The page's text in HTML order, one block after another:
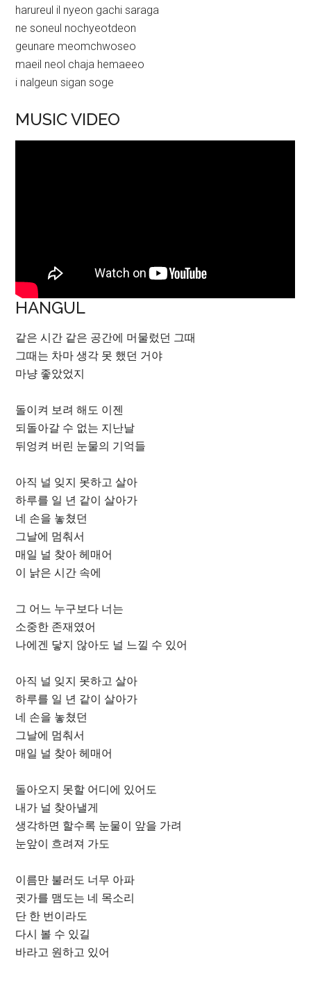
harureul il nyeon gachi saraga
ne soneul nochyeotdeon
geunare meomchwoseo
maeil neol chaja hemaeeo
i nalgeun sigan soge
MUSIC VIDEO
HANGUL
같은 시간 같은 공간에 머물렀던 그때
그때는 차마 생각 못 했던 거야
마냥 좋았었지
돌이켜 보려 해도 이젠
되돌아갈 수 없는 지난날
뒤엉켜 버린 눈물의 기억들
아직 널 잊지 못하고 살아
하루를 일 년 같이 살아가
네 손을 놓쳤던
그날에 멈춰서
매일 널 찾아 헤매어
이 낡은 시간 속에
그 어느 누구보다 너는
소중한 존재였어
나에겐 닿지 않아도 널 느낄 수 있어
아직 널 잊지 못하고 살아
하루를 일 년 같이 살아가
네 손을 놓쳤던
그날에 멈춰서
매일 널 찾아 헤매어
돌아오지 못할 어디에 있어도
내가 널 찾아낼게
생각하면 할수록 눈물이 앞을 가려
눈앞이 흐려져 가도
이름만 불러도 너무 아파
귓가를 맴도는 네 목소리
단 한 번이라도
다시 볼 수 있길
바라고 원하고 있어